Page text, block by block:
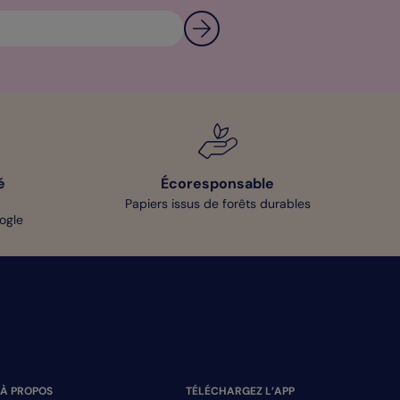
Écoresponsable
Papiers issus de forêts durables
À PROPOS TÉLÉCHARGEZ L’APP